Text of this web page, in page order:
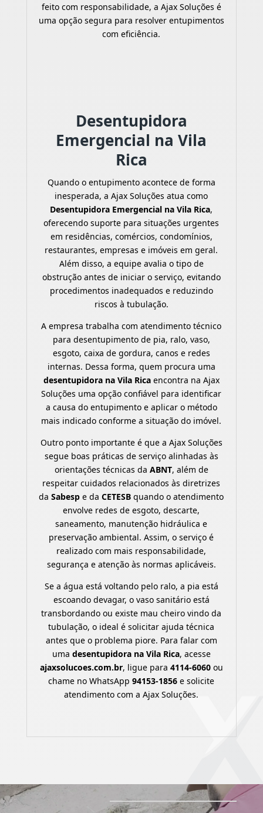
feito com responsabilidade, a Ajax Soluções é
uma opção segura para resolver entupimentos
com eficiência.
Desentupidora
Emergencial na Vila
Rica
Quando o entupimento acontece de forma
inesperada, a Ajax Soluções atua como
Desentupidora Emergencial na Vila Rica,
oferecendo suporte para situações urgentes
em residências, comércios, condomínios,
restaurantes, empresas e imóveis em geral.
Além disso, a equipe avalia o tipo de
obstrução antes de iniciar o serviço, evitando
procedimentos inadequados e reduzindo
riscos à tubulação.
A empresa trabalha com atendimento técnico
para desentupimento de pia, ralo, vaso,
esgoto, caixa de gordura, canos e redes
internas. Dessa forma, quem procura uma
desentupidora na Vila Ricaencontra na Ajax
Soluções uma opção confiável para identificar
a causa do entupimento e aplicar o método
mais indicado conforme a situação do imóvel.
Outro ponto importante é que a Ajax Soluções
segue boas práticas de serviço alinhadas às
orientações técnicas da ABNT, além de
respeitar cuidados relacionados às diretrizes
daSabesp e daCETESB quando o atendimento
envolve redes de esgoto, descarte,
saneamento, manutenção hidráulica e
preservação ambiental. Assim, o serviço é
realizado com mais responsabilidade,
segurança e atenção às normas aplicáveis.
Se a água está voltando pelo ralo, a pia está
escoando devagar, o vaso sanitário está
transbordando ou existe mau cheiro vindo da
tubulação, o ideal é solicitar ajuda técnica
antes que o problema piore. Para falar com
uma desentupidora na Vila Rica, acesse
ajaxsolucoes.com.br, ligue para 4114-6060ou
chame no WhatsApp94153-1856 e solicite
atendimento com a Ajax Soluções.